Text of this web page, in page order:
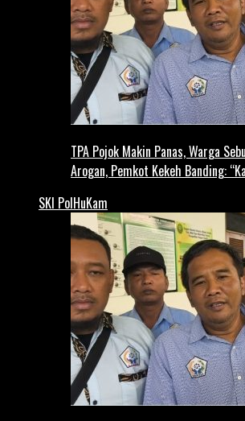
TPA Pojok Makin Panas, Warga
Arogan, Pemkot Kekeh Banding:
SKI PolHuKam